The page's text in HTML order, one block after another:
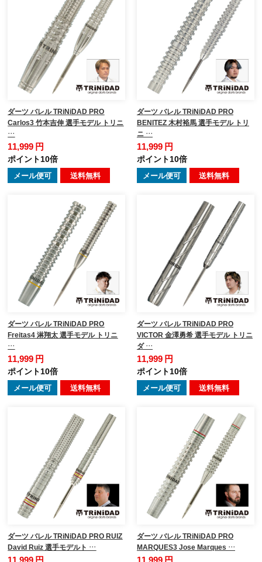
ダーツ バレル TRiNiDAD PRO
Carlos3 竹本吉伸 選手モデル トリニ
…
11,999 円
ポイント10倍
メール便可 送料無料
ダーツ バレル TRiNiDAD PRO
BENITEZ 木村裕馬 選手モデル トリ
ニ …
11,999 円
ポイント10倍
メール便可 送料無料
ダーツ バレル TRiNiDAD PRO
Freitas4 淋翔太 選手モデル トリニ
…
11,999 円
ポイント10倍
メール便可 送料無料
ダーツ バレル TRiNiDAD PRO
VICTOR 金澤勇希 選手モデル トリニ
ダ …
11,999 円
ポイント10倍
メール便可 送料無料
ダーツ バレル TRiNiDAD PRO RUIZ
David Ruiz 選手モデルト …
11,999 円
ダーツ バレル TRiNiDAD PRO
MARQUES3 Jose Marques …
11,999 円